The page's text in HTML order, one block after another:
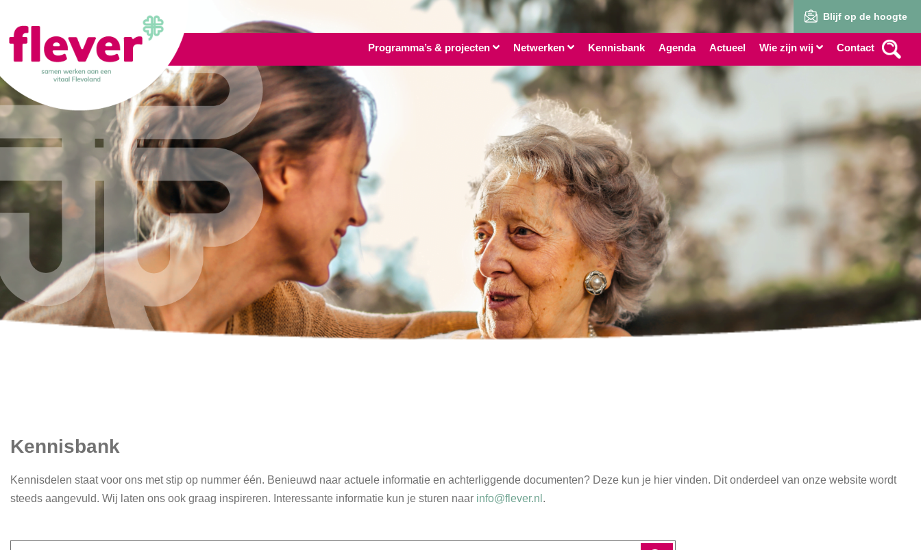
Blijf op de hoogte
Programma’s & projecten Netwerken Kennisbank Agenda Actueel Wie zijn wij Contact
Kennisbank
Kennisdelen staat voor ons met stip op nummer één. Benieuwd naar actuele informatie en achterliggende documenten? Deze kun je hier vinden. Dit onderdeel van onze website wordt
steeds aangevuld. Wij laten ons ook graag inspireren. Interessante informatie kun je sturen naar info@flever.nl .